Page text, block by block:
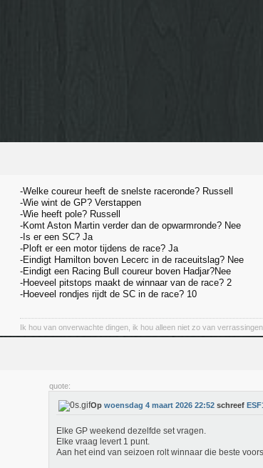
-Welke coureur heeft de snelste raceronde? Russell
-Wie wint de GP? Verstappen
-Wie heeft pole? Russell
-Komt Aston Martin verder dan de opwarmronde? Nee
-Is er een SC? Ja
-Ploft er een motor tijdens de race? Ja
-Eindigt Hamilton boven Lecerc in de raceuitslag? Nee
-Eindigt een Racing Bull coureur boven Hadjar?Nee
-Hoeveel pitstops maakt de winnaar van de race? 2
-Hoeveel rondjes rijdt de SC in de race? 10
Ik hou van onverwachte dingen, ik hou alleen niet zo van verrassingen
quote:
Op woensdag 4 maart 2026 22:52 schreef
Elke GP weekend dezelfde set vragen.
Elke vraag levert 1 punt.
Aan het eind van seizoen rolt winnaar die beste